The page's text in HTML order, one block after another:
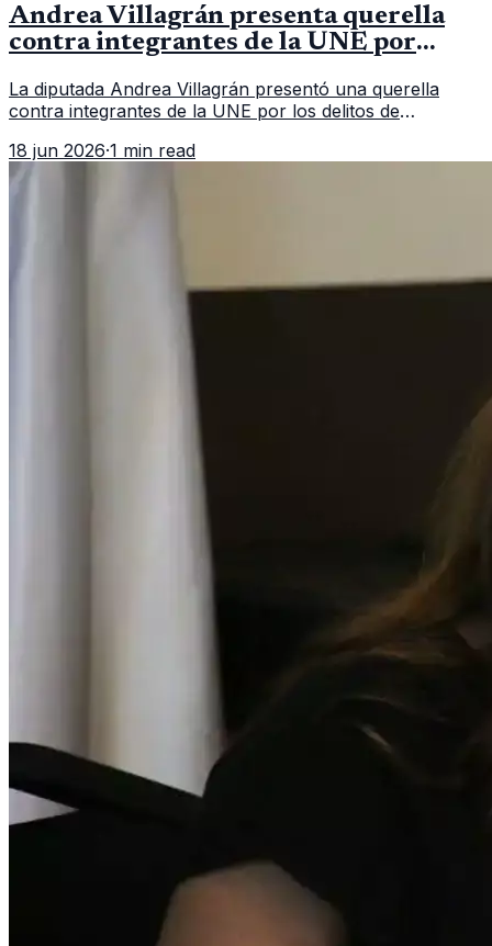
Andrea Villagrán presenta querella
contra integrantes de la UNE por
La diputada Andrea Villagrán presentó una querella
contra integrantes de la UNE por los delitos de
18 jun 2026·1 min read